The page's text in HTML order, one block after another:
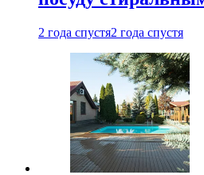
2 года спустя2 года спустя